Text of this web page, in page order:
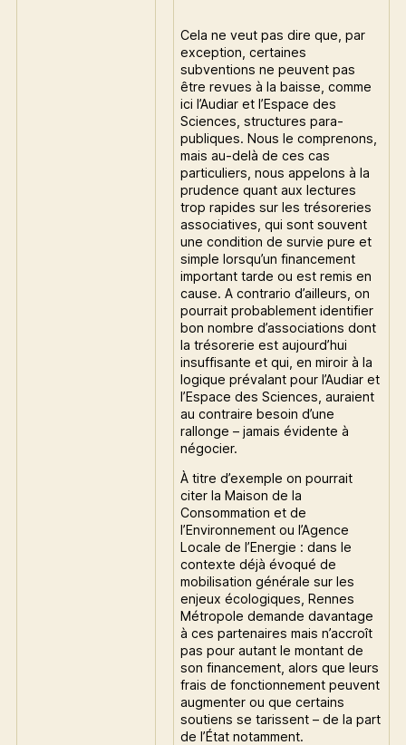
Cela ne veut pas dire que, par
exception, certaines
subventions ne peuvent pas
être revues à la baisse, comme
ici l’Audiar et l’Espace des
Sciences, structures para-
publiques. Nous le comprenons,
mais au-delà de ces cas
particuliers, nous appelons à la
prudence quant aux lectures
trop rapides sur les trésoreries
associatives, qui sont souvent
une condition de survie pure et
simple lorsqu’un financement
important tarde ou est remis en
cause. A contrario d’ailleurs, on
pourrait probablement identifier
bon nombre d’associations dont
la trésorerie est aujourd’hui
insuffisante et qui, en miroir à la
logique prévalant pour l’Audiar et
l’Espace des Sciences, auraient
au contraire besoin d’une
rallonge – jamais évidente à
négocier.
À titre d’exemple on pourrait
citer la Maison de la
Consommation et de
l’Environnement ou l’Agence
Locale de l’Energie : dans le
contexte déjà évoqué de
mobilisation générale sur les
enjeux écologiques, Rennes
Métropole demande davantage
à ces partenaires mais n’accroît
pas pour autant le montant de
son financement, alors que leurs
frais de fonctionnement peuvent
augmenter ou que certains
soutiens se tarissent – de la part
de l’État notamment.